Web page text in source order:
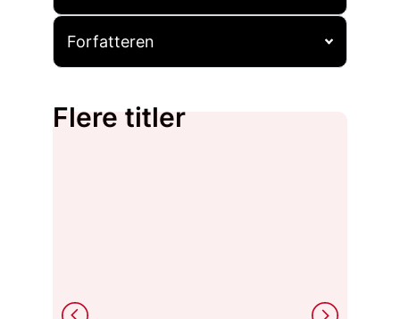
Forfatteren
Flere titler